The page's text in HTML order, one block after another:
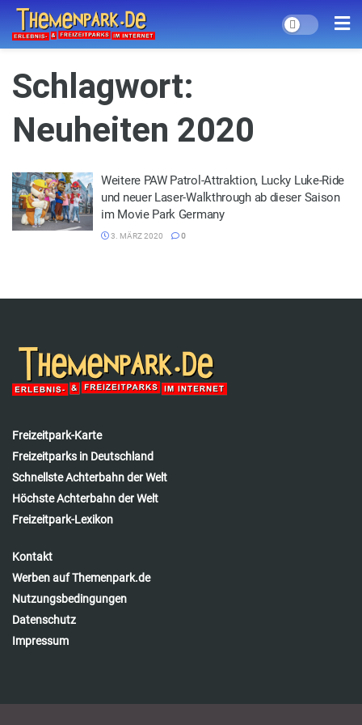
Schlagwort:
Neuheiten 2020
Weitere PAW Patrol-Attraktion, Lucky Luke-Ride
und neuer Laser-Walkthrough ab dieser Saison
im Movie Park Germany
3. MÄRZ 2020 0
Freizeitpark-Karte
Freizeitparks in Deutschland
Schnellste Achterbahn der Welt
Höchste Achterbahn der Welt
Freizeitpark-Lexikon
Kontakt
Werben auf Themenpark.de
Nutzungsbedingungen
Datenschutz
Impressum